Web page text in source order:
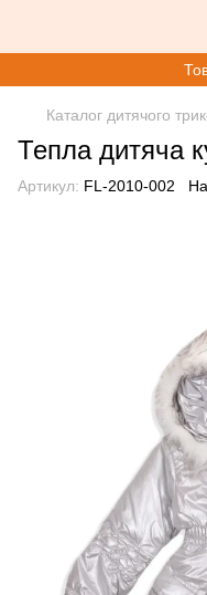
Каталог дитячого
Тепла дитяча
Артикул: FL-2010-002